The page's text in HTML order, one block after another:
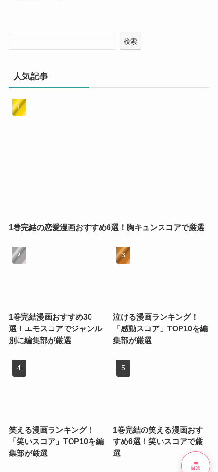
検索
人気記事
1巻完結の恋愛漫画おすすめ6選！胸キュンスコアで厳選
1巻完結漫画おすすめ30
選！エモスコアでジャンル
別に編集部が厳選
泣ける漫画ランキング！
「感動スコア」TOP10を編
集部が厳選
笑える漫画ランキング！
「笑いスコア」TOP10を編
集部が厳選
1巻完結の笑える漫画おす
すめ6選！笑いスコアで厳
選
list
目次